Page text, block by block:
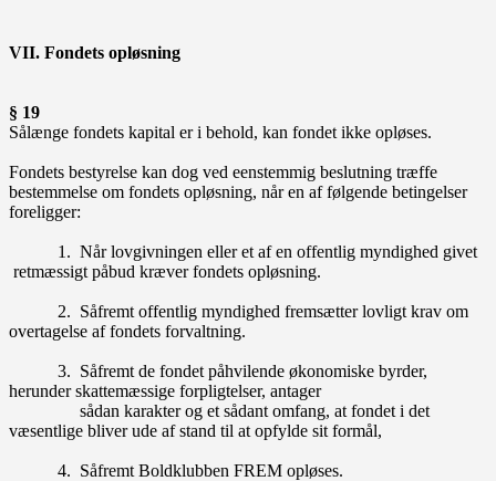
VII. Fondets opløsning
§ 19
Sålænge fondets kapital er i behold, kan fondet ikke opløses.
Fondets bestyrelse kan dog ved eenstemmig beslutning træffe
bestemmelse om fondets opløsning, når en af følgende betingelser
foreligger:
1. Når lovgivningen eller et af en offentlig myndighed givet
retmæssigt påbud kræver fondets opløsning.
2. Såfremt offentlig myndighed fremsætter lovligt krav om
overtagelse af fondets forvaltning.
3. Såfremt de fondet påhvilende økonomiske byrder,
herunder skattemæssige forpligtelser, antager
sådan karakter og et sådant omfang, at fondet i det
væsentlige bliver ude af stand til at opfylde sit formål,
4. Såfremt Boldklubben FREM opløses.